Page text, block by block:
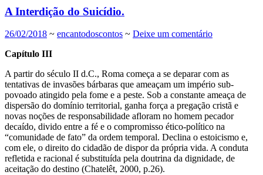
A Interdição do Suicídio.
26/02/2018 ~ encantodoscontos ~ Deixe um comentário
Capítulo III
A partir do século II d.C., Roma começa a se deparar com as
tentativas de invasões bárbaras que ameaçam um império sub-
povoado atingido pela fome e a peste. Sob a constante ameaça de
dispersão do domínio territorial, ganha força a pregação cristã e
novas noções de responsabilidade afloram no homem pecador
decaído, divido entre a fé e o compromisso ético-político na
“comunidade de fato” da ordem temporal. Declina o estoicismo e,
com ele, o direito do cidadão de dispor da própria vida. A conduta
refletida e racional é substituída pela doutrina da dignidade, de
aceitação do destino (Chatelêt, 2000, p.26).